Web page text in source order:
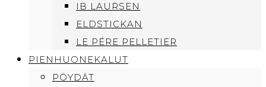
IB LAURSEN
ELDSTICKAN
LE PÉRE PELLETIER
PIENHUONEKALUT
PÖYDÄT